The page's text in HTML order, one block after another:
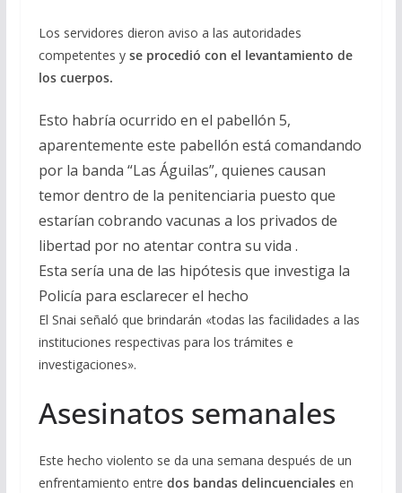
Los servidores dieron aviso a las autoridades
competentes y se procedió con el levantamiento de
los cuerpos.
Esto habría ocurrido en el pabellón 5,
aparentemente este pabellón está comandando
por la banda “Las Águilas”, quienes causan
temor dentro de la penitenciaria puesto que
estarían cobrando vacunas a los privados de
libertad por no atentar contra su vida .
Esta sería una de las hipótesis que investiga la
Policía para esclarecer el hecho
El Snai señaló que brindarán «todas las facilidades a las
instituciones respectivas para los trámites e
investigaciones».
Asesinatos semanales
Este hecho violento se da una semana después de un
enfrentamiento entre dos bandas delincuencialesen